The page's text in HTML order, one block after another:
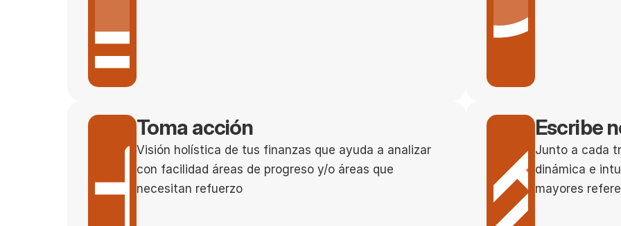
Toma acción
Visión holística de tus finanzas que ayuda a analizar
con facilidad áreas de progreso y/o áreas que
necesitan refuerzo
Escribe
Junto a cada
dinámica e
mayores